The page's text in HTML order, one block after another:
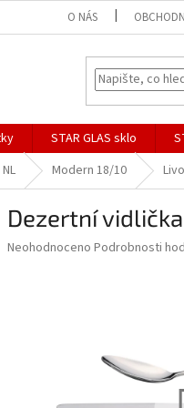
O NÁS
STAR GLAS sklo
Modern 18/10
Dezertní
Průměrné
Neohodnoceno Podrobnosti